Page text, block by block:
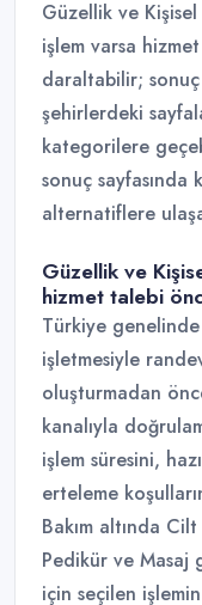
Güzellik ve Kişisel
işlem varsa
daraltabilir;
şehirlerdeki
kategorilere
sonuç sayfasında
alternatiflere
Güzellik ve
hizmet talebi
Türkiye
işletmesiyle
oluşturmadan
kanalıyla
işlem süresini,
erteleme
Bakım altında
Pedikür ve Masaj
için seçilen